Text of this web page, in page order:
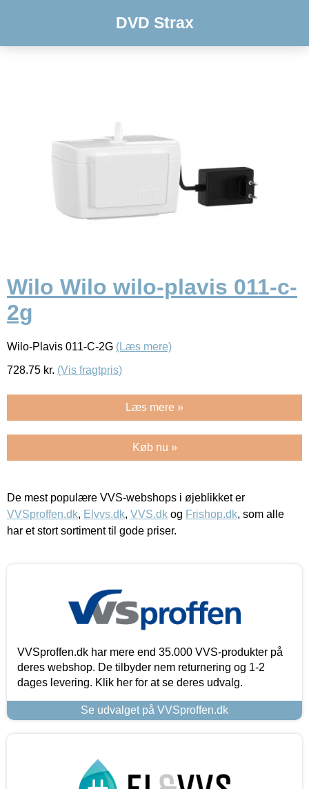
DVD Strax
Wilo Wilo wilo-plavis 011-c-
2g
Wilo-Plavis 011-C-2G (Læs mere)
728.75 kr. (Vis fragtpris)
Læs mere »
Køb nu »
De mest populære VVS-webshops i øjeblikket er
VVSproffen.dk, Elvvs.dk, VVS.dk og Frishop.dk, som alle
har et stort sortiment til gode priser.
VVSproffen.dk har mere end 35.000 VVS-produkter på
deres webshop. De tilbyder nem returnering og 1-2
dages levering. Klik her for at se deres udvalg.
Se udvalget på VVSproffen.dk